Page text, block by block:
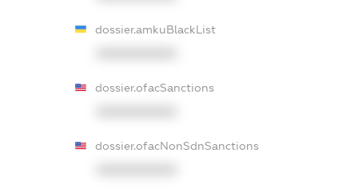
dossier.amkuBlackList
dossier.ofacSanctions
dossier.ofacNonSdnSanctions